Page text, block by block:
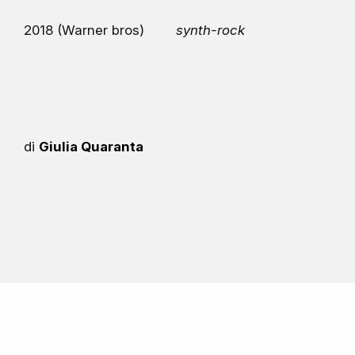
2018 (Warner bros) synth-rock
di Giulia Quaranta